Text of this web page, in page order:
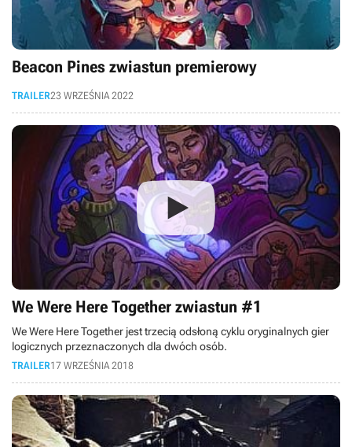
Beacon Pines zwiastun premierowy
TRAILER23 WRZEŚNIA 2022
We Were Here Together zwiastun #1
We Were Here Together jest trzecią odsłoną cyklu oryginalnych gier
logicznych przeznaczonych dla dwóch osób.
TRAILER17 WRZEŚNIA 2018